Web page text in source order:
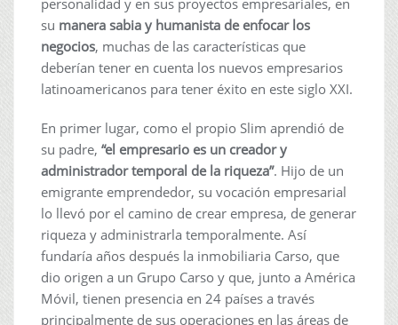
su manera sabia y humanista de enfocar los
negocios, muchas de las características que
deberían tener en cuenta los nuevos empresarios
latinoamericanos para tener éxito en este siglo XXI.
En primer lugar, como el propio Slim aprendió de
su padre, “el empresario es un creador y
administrador temporal de la riqueza”. Hijo de un
emigrante emprendedor, su vocación empresarial
lo llevó por el camino de crear empresa, de generar
riqueza y administrarla temporalmente. Así
fundaría años después la inmobiliaria Carso, que
dio origen a un Grupo Carso y que, junto a América
Móvil, tienen presencia en 24 países a través
principalmente de sus operaciones en las áreas de